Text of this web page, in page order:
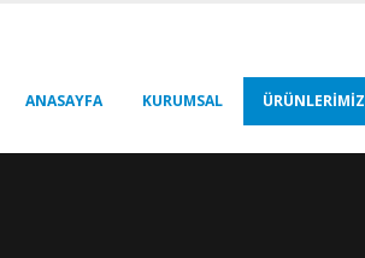
ANASAYFA KURUMSAL ÜRÜNLERİMİZ